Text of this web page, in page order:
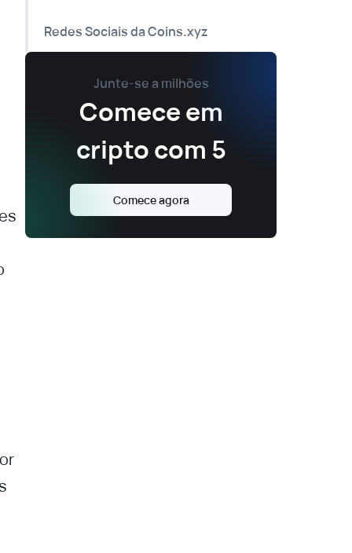
Redes Sociais da Coins.xyz
Junte-se a milhões
Comece em
cripto com 5
Comece agora